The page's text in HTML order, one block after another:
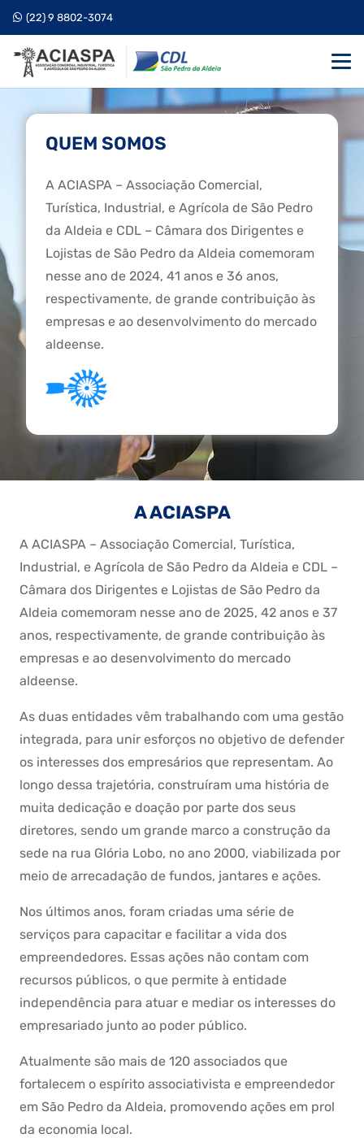
(22) 9 8802-3074
QUEM SOMOS
A ACIASPA – Associação Comercial,
Turística, Industrial, e Agrícola de São Pedro
da Aldeia e CDL – Câmara dos Dirigentes e
Lojistas de São Pedro da Aldeia comemoram
nesse ano de 2024, 41 anos e 36 anos,
respectivamente, de grande contribuição às
empresas e ao desenvolvimento do mercado
aldeense.
A ACIASPA
A ACIASPA – Associação Comercial, Turística,
Industrial, e Agrícola de São Pedro da Aldeia e CDL –
Câmara dos Dirigentes e Lojistas de São Pedro da
Aldeia comemoram nesse ano de 2025, 42 anos e 37
anos, respectivamente, de grande contribuição às
empresas e ao desenvolvimento do mercado
aldeense.
As duas entidades vêm trabalhando com uma gestão
integrada, para unir esforços no objetivo de defender
os interesses dos empresários que representam. Ao
longo dessa trajetória, construíram uma história de
muita dedicação e doação por parte dos seus
diretores, sendo um grande marco a construção da
sede na rua Glória Lobo, no ano 2000, viabilizada por
meio de arrecadação de fundos, jantares e ações.
Nos últimos anos, foram criadas uma série de
serviços para capacitar e facilitar a vida dos
empreendedores. Essas ações não contam com
recursos públicos, o que permite à entidade
independência para atuar e mediar os interesses do
empresariado junto ao poder público.
Atualmente são mais de 120 associados que
fortalecem o espírito associativista e empreendedor
em São Pedro da Aldeia, promovendo ações em prol
da economia local.